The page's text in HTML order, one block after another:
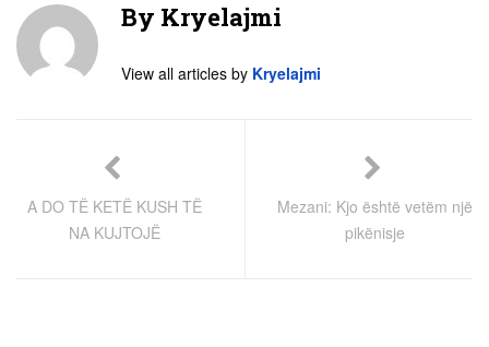
By Kryelajmi
View all articles by Kryelajmi
A DO TË KETË KUSH TË
NA KUJTOJË
Mezani: Kjo është vetëm një
pikënisje